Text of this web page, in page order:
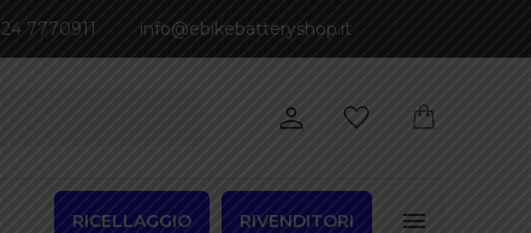
7770911 info@ebikebatteryshop.it
RICELLAGGIO RIVENDITORI